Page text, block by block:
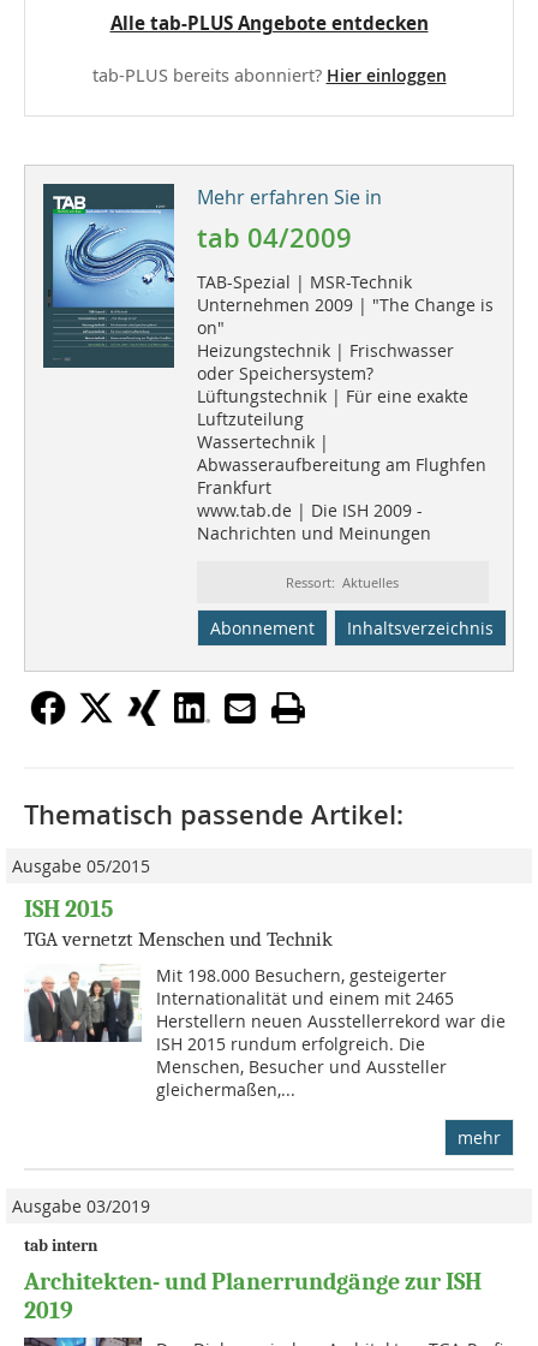
Alle tab-PLUS Angebote entdecken
tab-PLUS bereits abonniert? Hier einloggen
Mehr erfahren Sie in
tab 04/2009
TAB-Spezial | MSR-Technik
Unternehmen 2009 | "The Change is
on"
Heizungstechnik | Frischwasser
oder Speichersystem?
Lüftungstechnik | Für eine exakte
Luftzuteilung
Wassertechnik |
Abwasseraufbereitung am Flughfen
Frankfurt
www.tab.de | Die ISH 2009 -
Nachrichten und Meinungen
Ressort: Aktuelles
Abonnement Inhaltsverzeichnis
Thematisch passende Artikel:
Ausgabe 05/2015
ISH 2015
TGA vernetzt Menschen und Technik
Mit 198.000 Besuchern, gesteigerter
Internationalität und einem mit 2465
Herstellern neuen Ausstellerrekord war die
ISH 2015 rundum erfolgreich. Die
Menschen, Besucher und Aussteller
gleichermaßen,...
mehr
Ausgabe 03/2019
tab intern
Architekten- und Planerrundgänge zur ISH
2019